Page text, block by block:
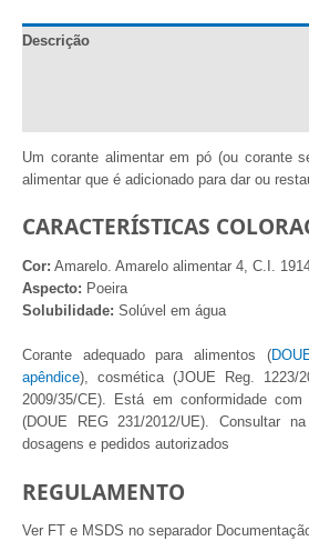
Descrição
Um corante alimentar em pó (ou corante
alimentar que é adicionado para dar ou
CARACTERÍSTICAS
Cor: Amarelo. Amarelo alimentar 4, C.I.
Aspecto: Poeira
Solubilidade: Solúvel em água
Corante adequado para alimentos (
apêndice), cosmética (JOUE Reg.
1223/
2009/35/CE). Está em conformidade com
(DOUE REG 231/2012/UE). Consultar
dosagens e pedidos autorizados
REGULAMENTO
Ver FT e MSDS no separador